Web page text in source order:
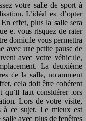
votre salle de sport à
L’idéal est d’opter
effet, plus la salle sera
et vous risquez de rater
domicile vous permettra
avec une petite pause de
avec votre véhicule,
La deuxième
de la salle, notamment
cela doit être cohérent
qu’il faut considérer lors
Lors de votre visite,
à ce sujet. Le mieux est
avec plus de fenêtres